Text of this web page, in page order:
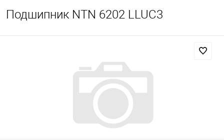
Подшипник NTN 6202 LLUC3